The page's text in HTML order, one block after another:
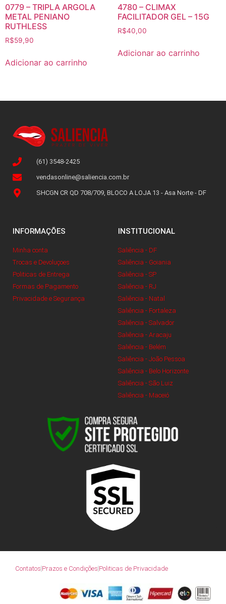
0779 – TRIPLA ARGOLA
METAL PENIANO
RUTHLESS
R$59,90
Adicionar ao carrinho
4780 – CLIMAX
FACILITADOR GEL – 15G
R$40,00
Adicionar ao carrinho
(61) 3548-2425
vendasonline@saliencia.com.br
SHCGN CR QD 708/709, BLOCO A LOJA 13 - Asa Norte - DF
INFORMAÇÕES
Minha conta
Trocas e Devoluçoes
Politicas de Entrega
Formas de Pagamento
Privacidade e Segurança
INSTITUCIONAL
Saliência - DF
Saliência - Goiania
Saliência - SP
Saliência - RJ
Saliência - Natal
Saliência - Fortaleza
Saliência - Salvador
Saliência - Aracaju
Saliência - Belém
Saliência - João Pessoa
Saliência - Belo Horizonte
Saliência - São Luiz
Saliência - Maceió
Contatos Prazos e Condições Politicas de Privacidade